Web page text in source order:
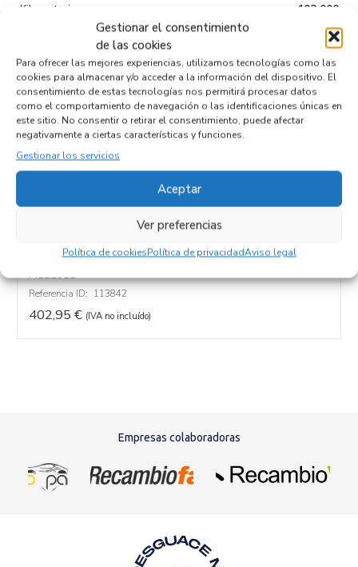
Gestionar el consentimiento
de las cookies
Para ofrecer las mejores experiencias, utilizamos tecnologías como las
cookies para almacenar y/o acceder a la información del dispositivo. El
consentimiento de estas tecnologías nos permitirá procesar datos
como el comportamiento de navegación o las identificaciones únicas en
este sitio. No consentir o retirar el consentimiento, puede afectar
negativamente a ciertas características y funciones.
Gestionar los servicios
Aceptar
Ver preferencias
Política de cookiesPolítica de privacidadAviso legal
Kilometraje
102.000
combustible
Sin plomo 95
Código motor
M112912
Código cambio
Productos relacionados
JUEGO ASIENTOS COMPLETO
M112912
Referencia ID: 113842
402,95 € (IVA no incluído)
Empresas colaboradoras